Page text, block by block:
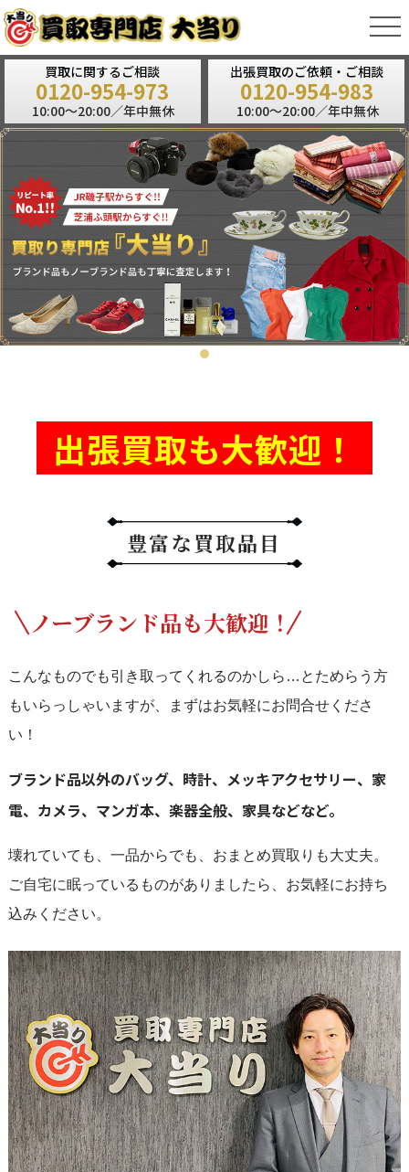
買取に関するご相談
0120-954-973
10:00～20:00／年中無休
出張買取のご依頼・ご相談
0120-954-983
10:00～20:00／年中無休
出張買取も大歓迎！
豊富な買取品目
ノーブランド品も大歓迎！
こんなものでも引き取ってくれるのかしら…とためらう方
もいらっしゃいますが、まずはお気軽にお問合せくださ
い！
ブランド品以外のバッグ、時計、メッキアクセサリー、家
電、カメラ、マンガ本、楽器全般、家具などなど。
壊れていても、一品からでも、おまとめ買取りも大丈夫。
ご自宅に眠っているものがありましたら、お気軽にお持ち
込みください。